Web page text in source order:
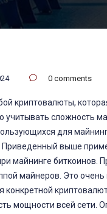
0 comments
криптовалюты,
учитывать сложность
для
Приведенный выше
майнинге
майнеров. Это
конкретной
мощности всей сети.